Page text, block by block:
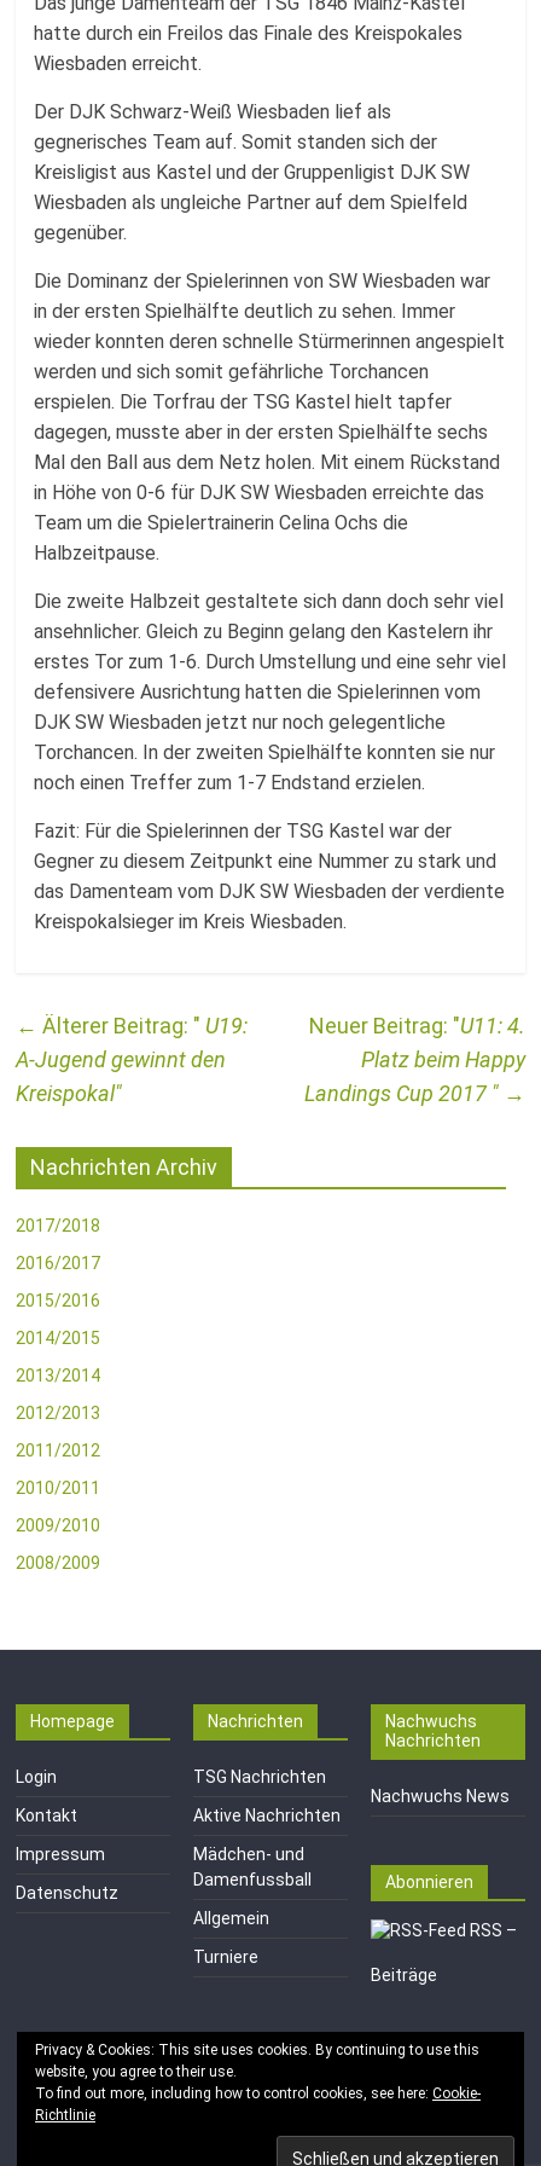
hatte durch ein Freilos das Finale des Kreispokales
Wiesbaden erreicht.
Der DJK Schwarz-Weiß Wiesbaden lief als
gegnerisches Team auf. Somit standen sich der
Kreisligist aus Kastel und der Gruppenligist DJK SW
Wiesbaden als ungleiche Partner auf dem Spielfeld
gegenüber.
Die Dominanz der Spielerinnen von SW Wiesbaden war
in der ersten Spielhälfte deutlich zu sehen. Immer
wieder konnten deren schnelle Stürmerinnen angespielt
werden und sich somit gefährliche Torchancen
erspielen. Die Torfrau der TSG Kastel hielt tapfer
dagegen, musste aber in der ersten Spielhälfte sechs
Mal den Ball aus dem Netz holen. Mit einem Rückstand
in Höhe von 0-6 für DJK SW Wiesbaden erreichte das
Team um die Spielertrainerin Celina Ochs die
Halbzeitpause.
Die zweite Halbzeit gestaltete sich dann doch sehr viel
ansehnlicher. Gleich zu Beginn gelang den Kastelern ihr
erstes Tor zum 1-6. Durch Umstellung und eine sehr viel
defensivere Ausrichtung hatten die Spielerinnen vom
DJK SW Wiesbaden jetzt nur noch gelegentliche
Torchancen. In der zweiten Spielhälfte konnten sie nur
noch einen Treffer zum 1-7 Endstand erzielen.
Fazit: Für die Spielerinnen der TSG Kastel war der
Gegner zu diesem Zeitpunkt eine Nummer zu stark und
das Damenteam vom DJK SW Wiesbaden der verdiente
Kreispokalsieger im Kreis Wiesbaden.
←
U19:
A-Jugend gewinnt den
Kreispokal
U11: 4.
Platz beim Happy
Landings Cup 2017
→
Nachrichten Archiv
2017/2018
2016/2017
2015/2016
2014/2015
2013/2014
2012/2013
2011/2012
2010/2011
2009/2010
2008/2009
Homepage
Login
Kontakt
Impressum
Datenschutz
Nachrichten
TSG Nachrichten
Aktive Nachrichten
Mädchen- und
Damenfussball
Allgemein
Turniere
Nachwuchs
Nachrichten
Nachwuchs News
Abonnieren
RSS –
Beiträge
Privacy & Cookies: This site uses cookies. By continuing to use this
website, you agree to their use.
To find out more, including how to control cookies, see here: Cookie-
Richtlinie
Copyright © 2026
vorbehalten.